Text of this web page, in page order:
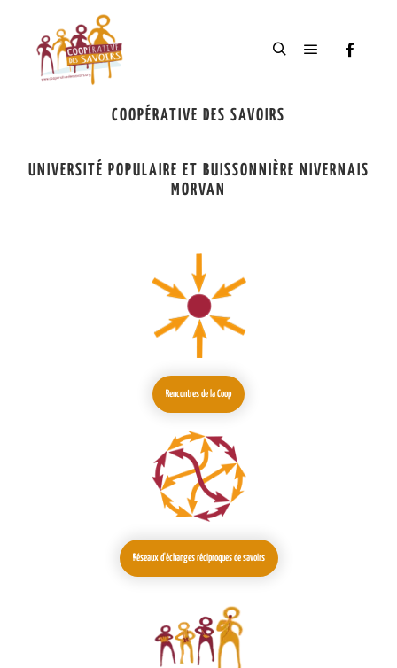
COOPÉRATIVE DES SAVOIRS
UNIVERSITÉ POPULAIRE ET BUISSONNIÈRE NIVERNAIS
MORVAN
Rencontres de la Coop
Réseaux d'échanges réciproques de savoirs